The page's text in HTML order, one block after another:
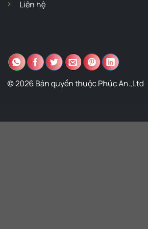
Liên hệ
© 2026 Bản quyền thuộc Phúc An.,Ltd